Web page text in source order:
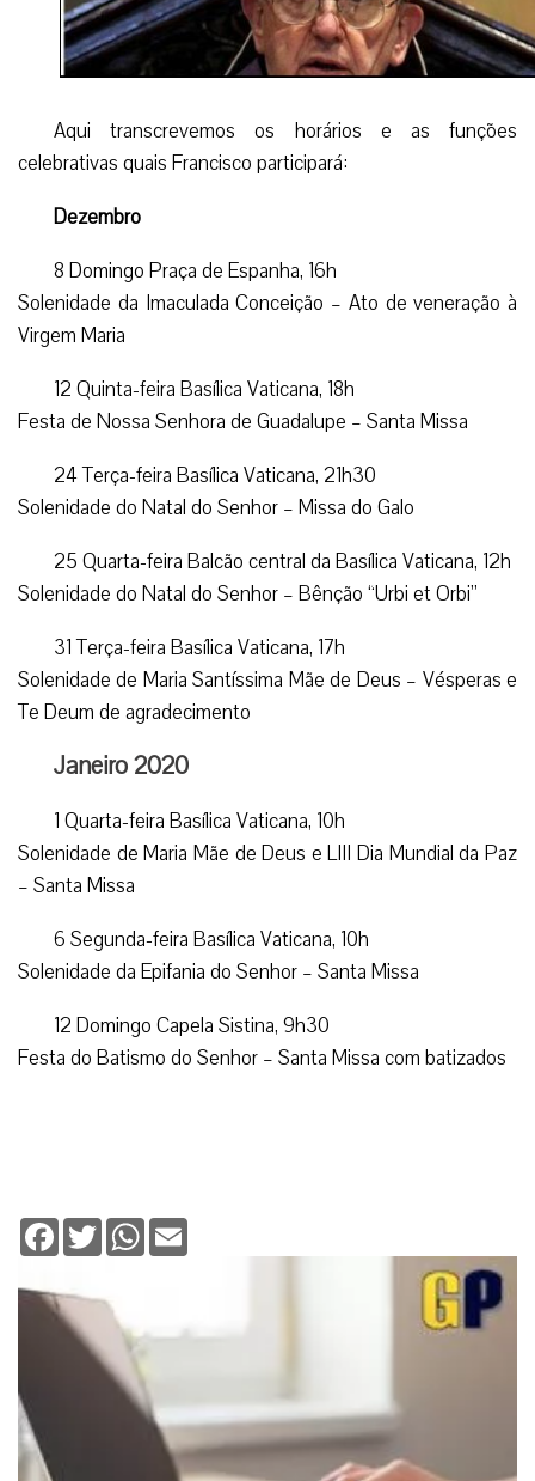
Aqui transcrevemos os horários e as funções
celebrativas quais Francisco participará:
Dezembro
8 Domingo Praça de Espanha, 16h
Solenidade da Imaculada Conceição – Ato de veneração à
Virgem Maria
12 Quinta-feira Basílica Vaticana, 18h
Festa de Nossa Senhora de Guadalupe – Santa Missa
24 Terça-feira Basílica Vaticana, 21h30
Solenidade do Natal do Senhor – Missa do Galo
25 Quarta-feira Balcão central da Basílica Vaticana, 12h
Solenidade do Natal do Senhor – Bênção “Urbi et Orbi”
31 Terça-feira Basílica Vaticana, 17h
Solenidade de Maria Santíssima Mãe de Deus – Vésperas e
Te Deum de agradecimento
Janeiro 2020
1 Quarta-feira Basílica Vaticana, 10h
Solenidade de Maria Mãe de Deus e LIII Dia Mundial da Paz
– Santa Missa
6 Segunda-feira Basílica Vaticana, 10h
Solenidade da Epifania do Senhor – Santa Missa
12 Domingo Capela Sistina, 9h30
Festa do Batismo do Senhor – Santa Missa com batizados
Facebook
TwitterWhatsApp